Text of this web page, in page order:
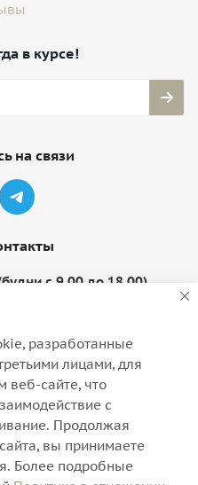
в курсе!
на связи
с 9.00 до 18.00)
д. 132, стр. 9
белья, домашней
разработанные
лицами, для
веб-сайте, что
с
Продолжая
вы принимаете
Более подробные